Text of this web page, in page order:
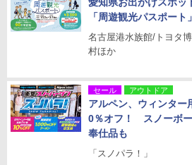
「周遊観光パスポー
名古屋港水族館/トヨタ
村ほか
セール アウトドア
アルペン、ウィンター
0％オフ！ スノーボ
奉仕品も
「スノパラ！」